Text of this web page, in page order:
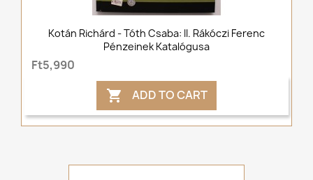
Kotán Richárd - Tóth Csaba: II. Rákóczi Ferenc
Pénzeinek Katalógusa
Ft5,990
 ADD TO CART